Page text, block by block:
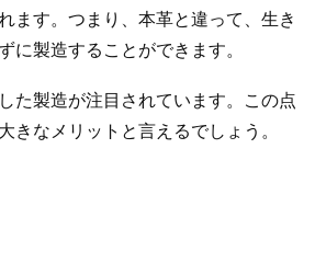
ます。つまり、本革と違って、生き
に製造することができます。
た製造が注目されています。この点
きなメリットと言えるでしょう。